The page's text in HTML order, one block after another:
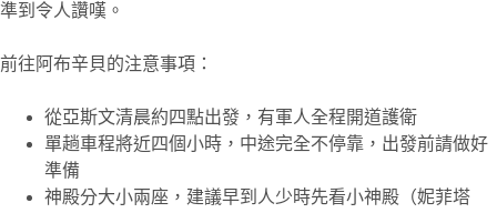
準到令人讚嘆。
前往阿布辛貝的注意事項：
從亞斯文清晨約四點出發，有軍人全程開道護衛
單趟車程將近四個小時，中途完全不停靠，出發前請做好
準備
神殿分大小兩座，建議早到人少時先看小神殿（妮菲塔